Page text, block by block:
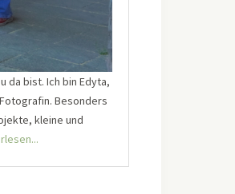
da bist. Ich bin Edyta,
Besonders
kleine und